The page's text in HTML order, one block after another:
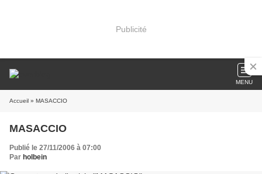
Publicité
MENU
Accueil » MASACCIO
MASACCIO
Publié le 27/11/2006 à 07:00
Par holbein